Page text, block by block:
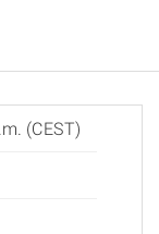
(CEST)